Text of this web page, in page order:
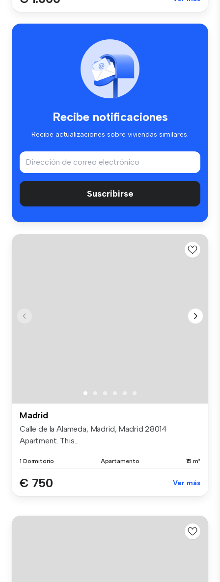
Recibe notificaciones
Recibe actualizaciones sobre viviendas similares.
Suscribirse
Madrid
Calle de la Alameda, Madrid, Madrid 28014
Apartment. This...
1 Dormitorio Apartamento 15 m²
€ 750 Ver más